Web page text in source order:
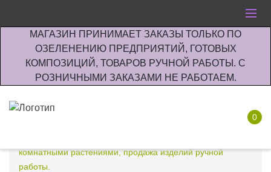
МАГАЗИН ПРИНИМАЕТ ЗАКАЗЫ ТОЛЬКО ПО
ОЗЕЛЕНЕНИЮ ПРЕДПРИЯТИЙ, ГОТОВЫХ
КОМПОЗИЦИЙ, ТОВАРОВ РУЧНОЙ РАБОТЫ. С
РОЗНИЧНЫМИ ЗАКАЗАМИ НЕ РАБОТАЕМ.
0
комнатными растениями, продажа изделий ручной
работы.